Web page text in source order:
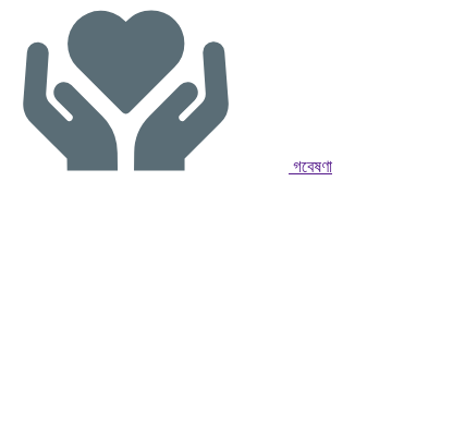
গবেষণা